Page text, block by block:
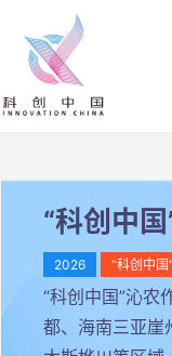
“科创中
2026 “科创中国
“科创中国”沁
都、海南三亚崖